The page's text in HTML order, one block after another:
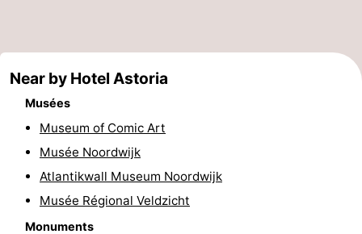
Points
vue
Attractions
Croisières
Terrains
Aires
Near by Hotel Astoria
Musées
Museum of Comic Art
Musée Noordwijk
Atlantikwall Museum Noordwijk
Musée Régional Veldzicht
Monuments